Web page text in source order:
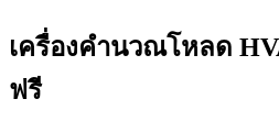
เครื่องคำนวณโหลด
ฟรี